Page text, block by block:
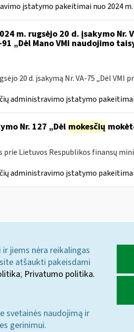
įstatymo pakeitimai nuo 2024 m.
m. rugsėjo 20 d. įsakymo Nr.
„Dėl Mano VMI naudojimo
20 d. įsakymą Nr. VA-75 „Dėl VMI
administravimo įstatymo
Nr. 127 „Dėl mokesčių
prie Lietuvos Respublikos finansų
administravimo įstatymo
jiems nėra reikalingas
atšaukti pakeisdami
; Privatumo politika.
svetainės naudojimą ir
gerinimui.